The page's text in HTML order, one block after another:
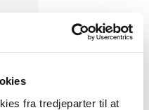
fra tredjeparter til at